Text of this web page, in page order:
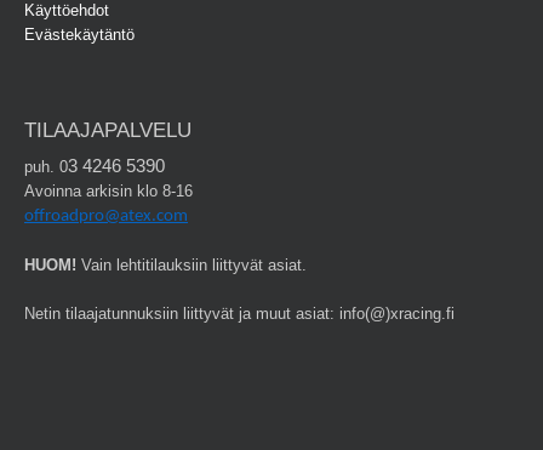
Käyttöehdot
Evästekäytäntö
TILAAJAPALVELU
puh. 03 4246 5390
Avoinna arkisin klo 8-16
offroadpro@atex.com
HUOM! Vain lehtitilauksiin liittyvät asiat.
Netin tilaajatunnuksiin liittyvät ja muut asiat: info(@)xracing.fi